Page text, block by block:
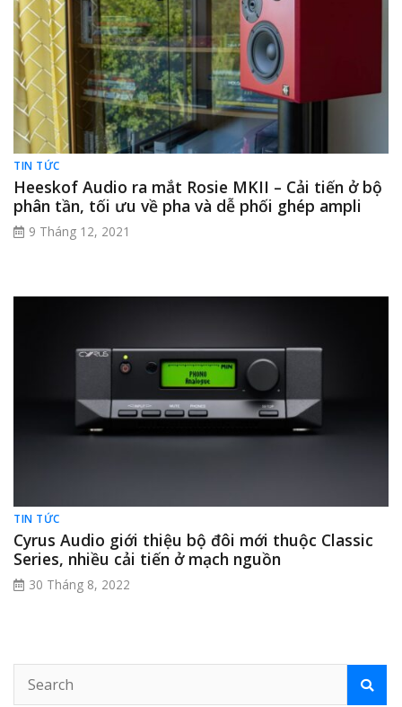
TIN TỨC
Heeskof Audio ra mắt Rosie MKII – Cải tiến ở bộ
phân tần, tối ưu về pha và dễ phối ghép ampli
9 Tháng 12, 2021
TIN TỨC
Cyrus Audio giới thiệu bộ đôi mới thuộc Classic
Series, nhiều cải tiến ở mạch nguồn
30 Tháng 8, 2022